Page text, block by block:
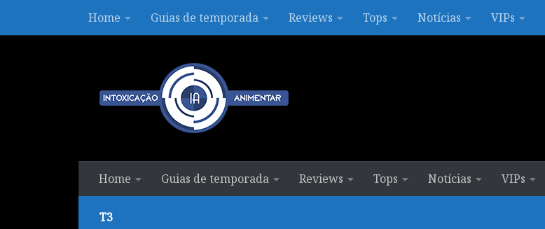
Skip to contentHome Guias de temporada Reviews Tops Notícias VIPs
Home Guias de temporada Reviews Tops Notícias VIPs
T3